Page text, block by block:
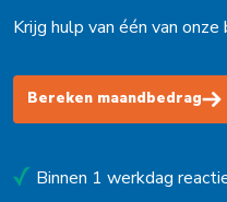
Krijg hulp van één van
Bereken maandbedrag
Binnen 1 werkdag